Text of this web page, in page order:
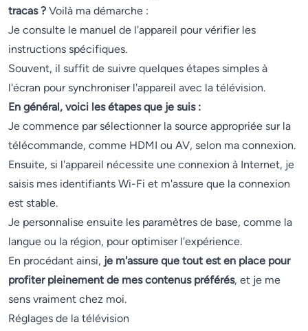
tracas ? Voilà ma démarche :
Je consulte le manuel de l'appareil pour vérifier les
instructions spécifiques.
Souvent, il suffit de suivre quelques étapes simples à
l'écran pour synchroniser l'appareil avec la télévision.
En général, voici les étapes que je suis :
Je commence par sélectionner la source appropriée sur la
télécommande, comme HDMI ou AV, selon ma connexion.
Ensuite, si l'appareil nécessite une connexion à Internet, je
saisis mes identifiants Wi-Fi et m'assure que la connexion
est stable.
Je personnalise ensuite les paramètres de base, comme la
langue ou la région, pour optimiser l'expérience.
En procédant ainsi, je m'assure que tout est en place pour
profiter pleinement de mes contenus préférés, et je me
sens vraiment chez moi.
Réglages de la télévision